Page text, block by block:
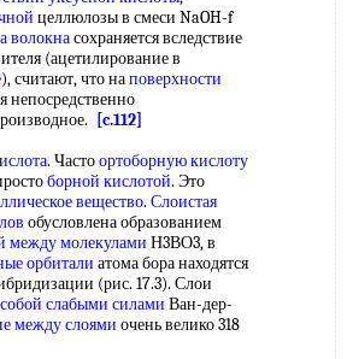
целлюлозы в смеси NaOH-f
волокнасохраняется вследствие
(ацетилирование в
), считают, что наповерхности
непосредственно
[c.112]
. Частоортоборную кислоту
борной кислотой. Это
вещество. Слоистая
обусловлена образованием
между молекулами Н3ВО3, в
орбитали атома бора находятся
(рис. 17.3). Слои
собой слабыми силами Ван-дер-
между слоями очень велико 318